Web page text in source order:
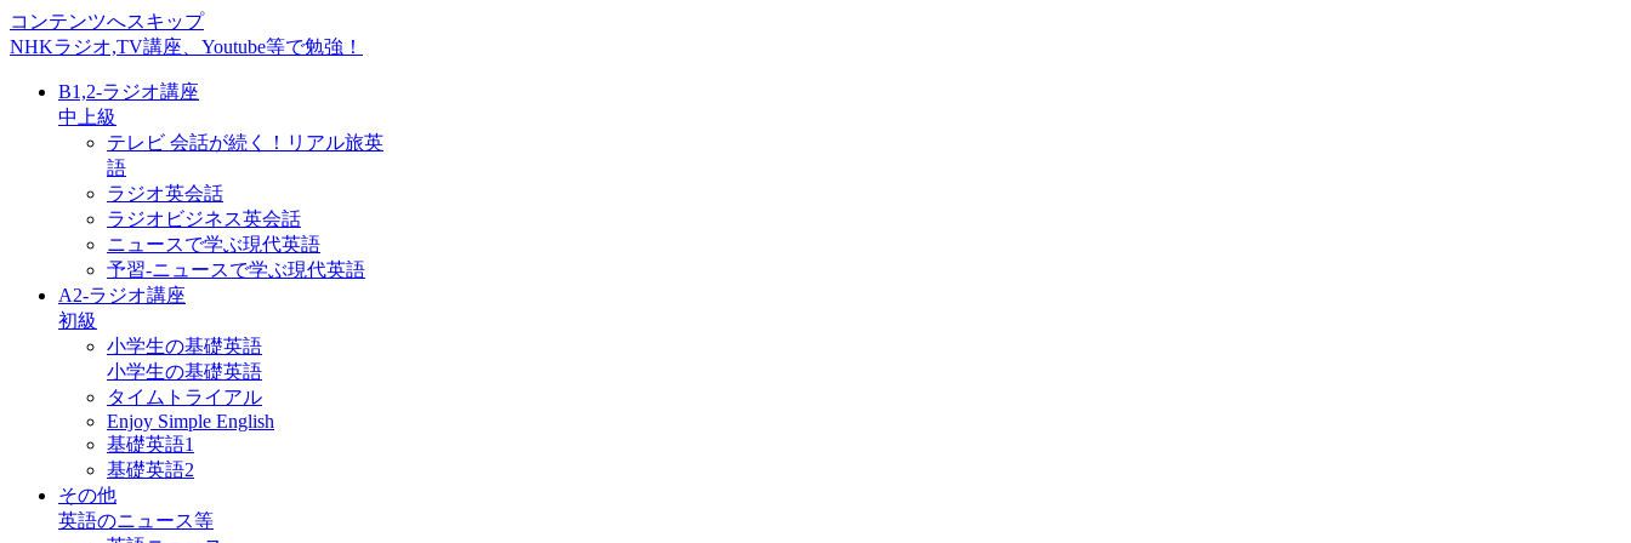
コンテンツへスキップ
NHKラジオ,TV講座、Youtube等で勉強！
B1,2-ラジオ講座
中上級
テレビ 会話が続く！リアル旅英
語
ラジオ英会話
ラジオビジネス英会話
ニュースで学ぶ現代英語
予習-ニュースで学ぶ現代英語
A2-ラジオ講座
初級
小学生の基礎英語
小学生の基礎英語
タイムトライアル
Enjoy Simple English
基礎英語1
基礎英語2
その他
英語のニュース等